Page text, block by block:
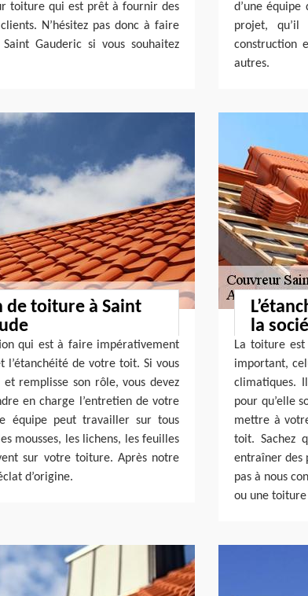
toiture qui est prêt à fournir des
N’hésitez pas donc à faire
Gauderic si vous souhaitez
d’une
projet, qu’il
construction
autres.
de toiture à Saint
qui est à faire impérativement
l’étanchéité de votre toit. Si vous
remplisse son rôle, vous devez
en charge l’entretien de votre
équipe peut travailler sur tous
mousses, les lichens, les feuilles
sur votre toiture. Après notre
d’origine.
la
La toiture
important,
climatiques.
pour qu’elle
mettre à
toit. Sachez
entraîner des
pas à nous
ou une